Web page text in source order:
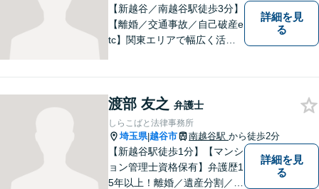
【新越谷／南越谷駅徒歩3分】
【離婚／交通事故／自己破産e
tc】関東エリアで幅広く活躍
リーで安心して相談いただけ
ます。お気軽にご相談くださ
い。
詳細を見
る
渡部 友之 弁護士
しらこばと法律事務所
埼玉県|越谷市 南越谷駅 から徒歩2分
【新越谷駅徒歩1分】【マンシ
ョン管理士資格保有】弁護歴1
5年以上！離婚／遺産分割／刑
詳細を見
る